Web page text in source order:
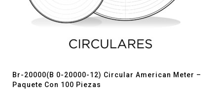
Br-20000(B 0-20000-12) Circular American Meter –
Paquete Con 100 Piezas